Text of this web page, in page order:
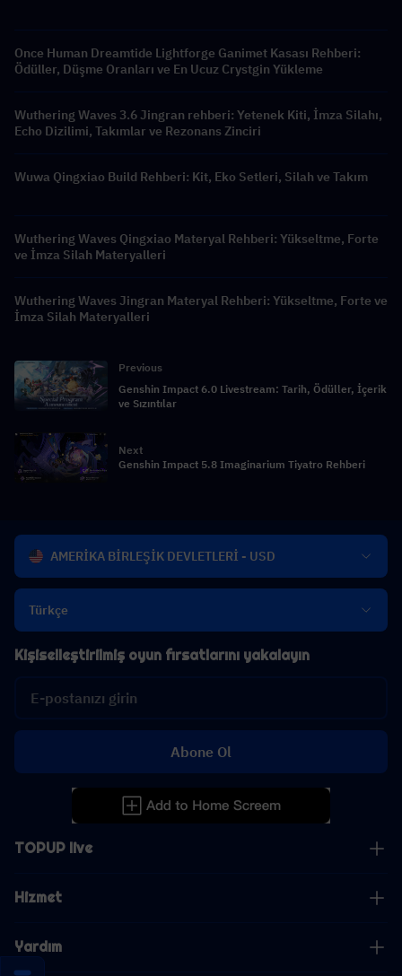
Once Human Dreamtide Lightforge Ganimet Kasası Rehberi:
Ödüller, Düşme Oranları ve En Ucuz Crystgin Yükleme
Wuthering Waves 3.6 Jingran rehberi: Yetenek Kiti, İmza Silahı,
Echo Dizilimi, Takımlar ve Rezonans Zinciri
Wuwa Qingxiao Build Rehberi: Kit, Eko Setleri, Silah ve Takım
Wuthering Waves Qingxiao Materyal Rehberi: Yükseltme, Forte
ve İmza Silah Materyalleri
Wuthering Waves Jingran Materyal Rehberi: Yükseltme, Forte ve
İmza Silah Materyalleri
Previous
Genshin Impact 6.0 Livestream: Tarih, Ödüller, İçerik
ve Sızıntılar
Next
Genshin Impact 5.8 Imaginarium Tiyatro Rehberi
AMERİKA BİRLEŞİK DEVLETLERİ - USD
Türkçe
TOPUP live
Hizmet
Yardım
Kişiselleştirilmiş oyun fırsatlarını yakalayın
Abone Ol